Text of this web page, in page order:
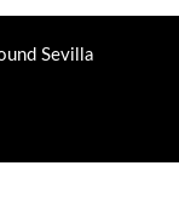
Sevilla